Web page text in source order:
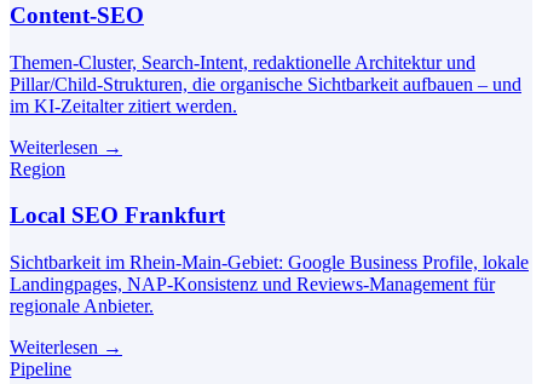
Content-SEO
Themen-Cluster, Search-Intent, redaktionelle Architektur und
Pillar/Child-Strukturen, die organische Sichtbarkeit aufbauen – und
im KI-Zeitalter zitiert werden.
Weiterlesen →
Region
Local SEO Frankfurt
Sichtbarkeit im Rhein-Main-Gebiet: Google Business Profile, lokale
Landingpages, NAP-Konsistenz und Reviews-Management für
regionale Anbieter.
Weiterlesen →
Pipeline